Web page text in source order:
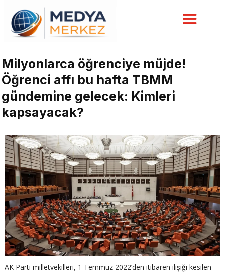
Milyonlarca öğrenciye müjde!
Öğrenci affı bu hafta TBMM
gündemine gelecek: Kimleri
kapsayacak?
AK Parti milletvekilleri, 1 Temmuz 2022’den itibaren ilişiği kesilen